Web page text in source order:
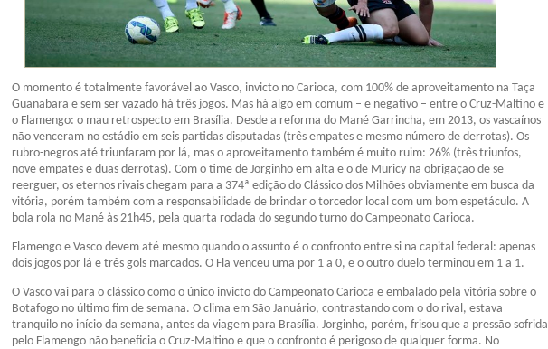
O momento é totalmente favorável ao Vasco, invicto no Carioca, com 100% de aproveitamento na Taça
Guanabara e sem ser vazado há três jogos. Mas há algo em comum – e negativo – entre o Cruz-Maltino e
o Flamengo: o mau retrospecto em Brasília. Desde a reforma do Mané Garrincha, em 2013, os vascaínos
não venceram no estádio em seis partidas disputadas (três empates e mesmo número de derrotas). Os
rubro-negros até triunfaram por lá, mas o aproveitamento também é muito ruim: 26% (três triunfos,
nove empates e duas derrotas). Com o time de Jorginho em alta e o de Muricy na obrigação de se
reerguer, os eternos rivais chegam para a 374ª edição do Clássico dos Milhões obviamente em busca da
vitória, porém também com a responsabilidade de brindar o torcedor local com um bom espetáculo. A
bola rola no Mané às 21h45, pela quarta rodada do segundo turno do Campeonato Carioca.
Flamengo e Vasco devem até mesmo quando o assunto é o confronto entre si na capital federal: apenas
dois jogos por lá e três gols marcados. O Fla venceu uma por 1 a 0, e o outro duelo terminou em 1 a 1.
O Vasco vai para o clássico como o único invicto do Campeonato Carioca e embalado pela vitória sobre o
Botafogo no último fim de semana. O clima em São Januário, contrastando com o do rival, estava
tranquilo no início da semana, antes da viagem para Brasília. Jorginho, porém, frisou que a pressão sofrida
pelo Flamengo não beneficia o Cruz-Maltino e que o confronto é perigoso de qualquer forma. No